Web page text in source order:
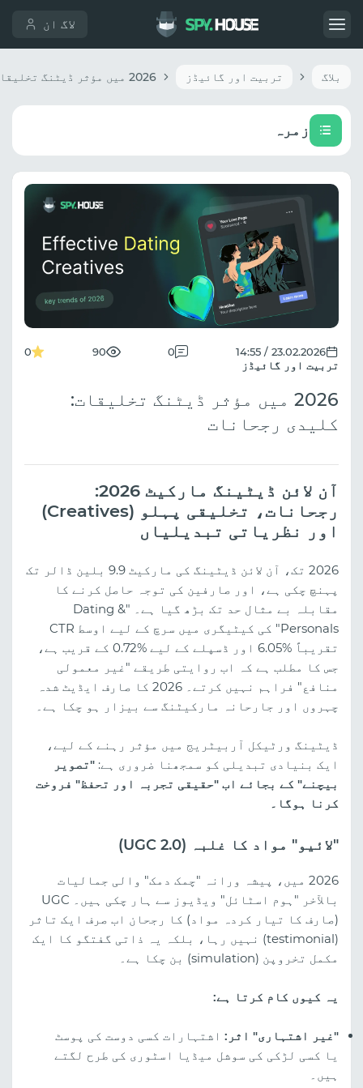
لاگ ان
بلاگ تربیت اور گائیڈز
زمرہ
تربیت اور گائیڈز
23.02.2026 / 14:55
0
90
0
2026 میں مؤثر ڈیٹنگ تخلیقات:
کلیدی رجحانات
آن لائن ڈیٹینگ مارکیٹ 2026:
رجحانات، تخلیقی پہلو (Creatives)
اور نظریاتی تبدیلیاں
2026 تک، آن لائن ڈیٹینگ کی مارکیٹ 9.9 بلین ڈالر تک
پہنچ چکی ہے، اور صارفین کی توجہ حاصل کرنے کا
مقابلہ بے مثال حد تک بڑھ گیا ہے۔ "Dating &
Personals" کی کیٹیگری میں سرچ کے لیے اوسط CTR
تقریباً %6.05 اور ڈسپلے کے لیے %0.72 کے قریب ہے،
جس کا مطلب ہے کہ اب روایتی طریقے "غیر معمولی
منافع" فراہم نہیں کرتے۔ 2026 کا صارف ایڈیٹ شدہ
چہروں اور جارحانہ مارکیٹنگ سے بیزار ہو چکا ہے۔
ڈیٹینگ ورٹیکل آربیٹریج میں مؤثر رہنے کے لیے،
ایک بنیادی تبدیلی کو سمجھنا ضروری ہے: "تصویر
بیچنے" کے بجائے اب "حقیقی تجربہ اور تحفظ" فروخت
کرنا ہوگا۔
"لائیو" مواد کا غلبہ (UGC 2.0)
2026 میں، پیشہ ورانہ "چمک دمک" والی جمالیات
بالآخر "ہوم اسٹائل" ویڈیوز سے ہار چکی ہیں۔ UGC
(صارف کا تیار کردہ مواد) کا رجحان اب صرف ایک تاثر
(testimonial) نہیں رہا، بلکہ یہ ذاتی گفتگو کا ایک
مکمل تخروپن (simulation) بن چکا ہے۔
یہ کیوں کام کرتا ہے:
"غیر اشتہاری" اثر: اشتہارات کسی دوست کی پوسٹ
یا کسی لڑکی کی سوشل میڈیا اسٹوری کی طرح لگتے
ہیں۔